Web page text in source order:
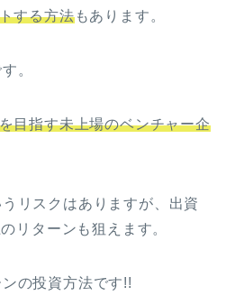
する方法もあります。
。
目指す未上場のベンチャー企
リスクはありますが、出資
リターンも狙えます。
の投資方法です!!